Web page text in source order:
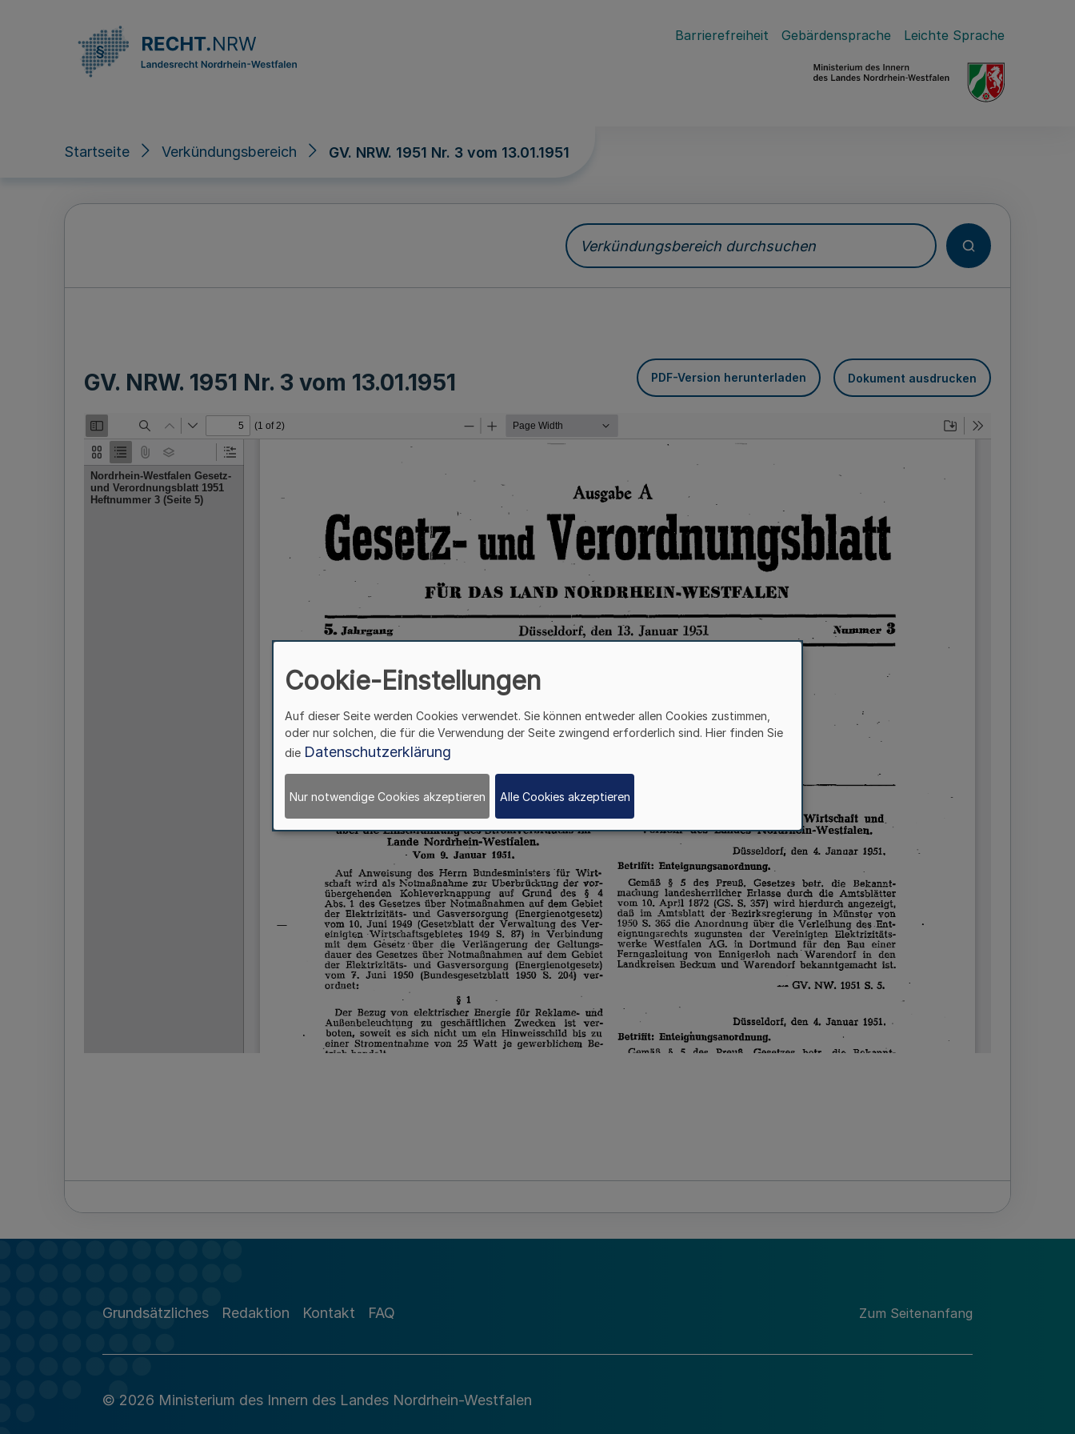
Barrierefreiheit Gebärdensprache Leichte Sprache
Startseite Verkündungsbereich GV. NRW. 1951 Nr. 3 vom 13.01.1951
Verkündungsbereich durchsuchen
GV. NRW. 1951 Nr. 3 vom 13.01.1951 PDF-Version herunterladen Dokument ausdrucken
Grundsätzliches Redaktion Kontakt FAQ Zum Seitenanfang
© 2026 Ministerium des Innern des Landes Nordrhein-Westfalen
Cookie-Einstellungen
Auf dieser Seite werden Cookies verwendet. Sie können entweder allen Cookies zustimmen,
oder nur solchen, die für die Verwendung der Seite zwingend erforderlich sind. Hier finden Sie
die Datenschutzerklärung
Nur notwendige Cookies akzeptieren Alle Cookies akzeptieren